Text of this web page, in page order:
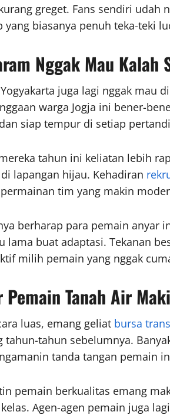
greget. Fans sendiri
yang biasanya penuh teka-teki
Nggak Mau Kalah
juga lagi nggak mau
warga Jogja ini bener-
siap tempur di setiap
tahun ini keliatan lebih
lapangan hijau. Kehadiran
tim yang makin
berharap para pemain anyar
lama buat adaptasi. Tekanan
milih pemain yang nggak
Pemain Tanah Air
luas, emang geliat bursa
tahun-tahun sebelumnya.
tanda tangan pemain
pemain berkualitas emang
Agen-agen pemain juga